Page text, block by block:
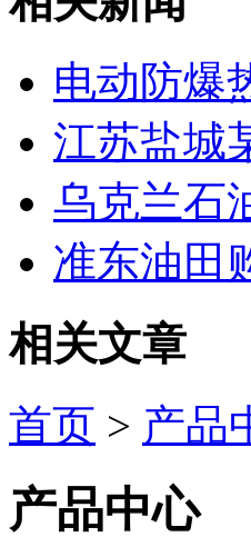
电动防爆
江苏盐城
乌克兰石
准东油田
相关文章
首页 > 产品
产品中心